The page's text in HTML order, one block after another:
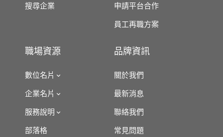
搜尋企業
申請平台合作
員工再職方案
職場資源
數位名片
企業名片
服務說明
部落格
品牌資訊
關於我們
最新消息
聯絡我們
常見問題